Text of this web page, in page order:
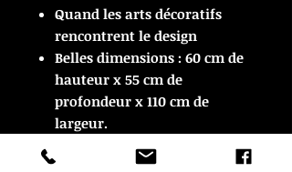
Quand les arts décoratifs
rencontrent le design
Belles dimensions : 60 cm de
hauteur x 55 cm de
profondeur x 110 cm de
largeur.